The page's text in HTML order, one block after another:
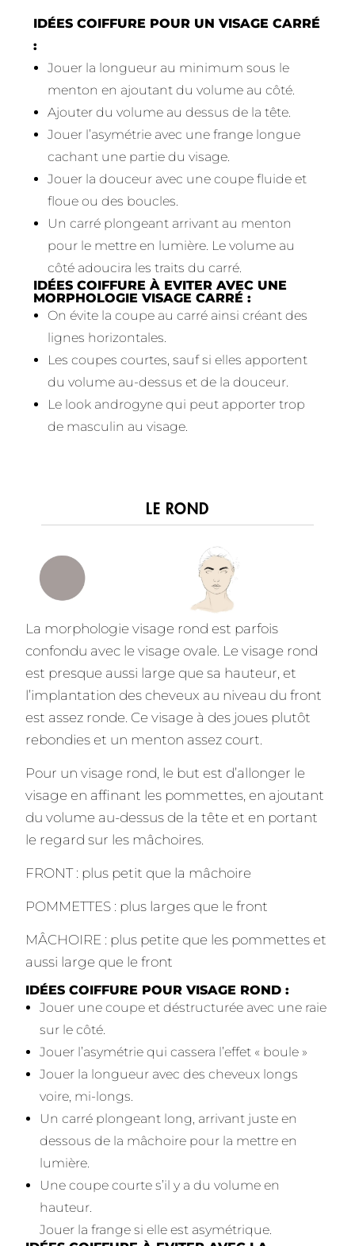
IDÉES COIFFURE POUR UN VISAGE CARRÉ
:
Jouer la longueur au minimum sous le
menton en ajoutant du volume au côté.
Ajouter du volume au dessus de la tête.
Jouer l’asymétrie avec une frange longue
cachant une partie du visage.
Jouer la douceur avec une coupe fluide et
floue ou des boucles.
Un carré plongeant arrivant au menton
pour le mettre en lumière. Le volume au
côté adoucira les traits du carré.
IDÉES COIFFURE À EVITER AVEC UNE
MORPHOLOGIE VISAGE CARRÉ :
On évite la coupe au carré ainsi créant des
lignes horizontales.
Les coupes courtes, sauf si elles apportent
du volume au-dessus et de la douceur.
Le look androgyne qui peut apporter trop
de masculin au visage.
LE ROND
La morphologie visage rond est parfois
confondu avec le visage ovale. Le visage rond
est presque aussi large que sa hauteur, et
l’implantation des cheveux au niveau du front
est assez ronde. Ce visage à des joues plutôt
rebondies et un menton assez court.
Pour un visage rond, le but est d’allonger le
visage en affinant les pommettes, en ajoutant
du volume au-dessus de la tête et en portant
le regard sur les mâchoires.
FRONT : plus petit que la mâchoire
POMMETTES : plus larges que le front
MÂCHOIRE : plus petite que les pommettes et
aussi large que le front
IDÉES COIFFURE POUR VISAGE ROND :
Jouer une coupe et déstructurée avec une raie
sur le côté.
Jouer l’asymétrie qui cassera l’effet « boule »
Jouer la longueur avec des cheveux longs
voire, mi-longs.
Un carré plongeant long, arrivant juste en
dessous de la mâchoire pour la mettre en
lumière.
Une coupe courte s’il y a du volume en
hauteur.
Jouer la frange si elle est asymétrique.